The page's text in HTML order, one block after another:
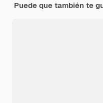
Puede que también te